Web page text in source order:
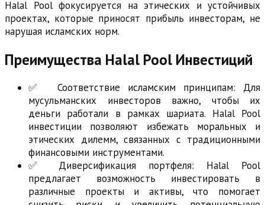
Halal Pool фокусируется на этических и устойчивых
проектах, которые приносят прибыль инвесторам, не
нарушая исламских норм.
Преимущества Halal Pool Инвестиций
✅ Соответствие исламским принципам: Для
мусульманских инвесторов важно, чтобы их
деньги работали в рамках шариата. Halal Pool
инвестиции позволяют избежать моральных и
этических дилемм, связанных с традиционными
финансовыми инструментами.
✅ Диверсификация портфеля: Halal Pool
предлагает возможность инвестировать в
различные проекты и активы, что помогает